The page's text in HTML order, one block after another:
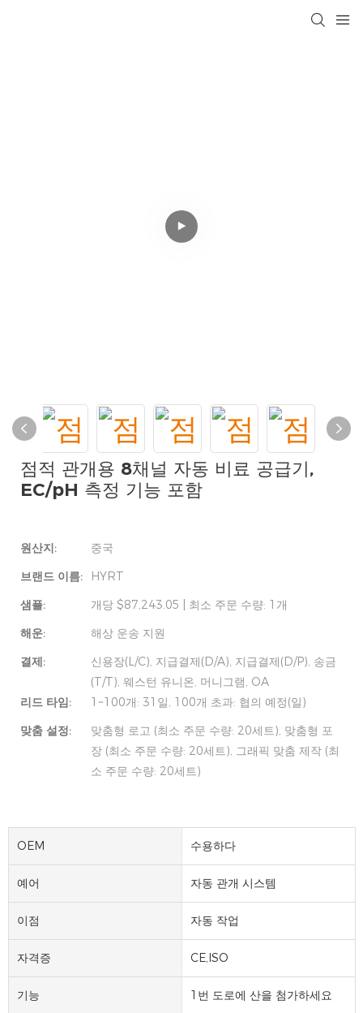
점적 관개용 8채널 자동 비료 공급기,
EC/pH 측정 기능 포함
원산지:
중국
브랜드 이름:
HYRT
샘플:
개당 $87,243.05 | 최소 주문 수량: 1개
해운:
해상 운송 지원
결제:
신용장(L/C), 지급결제(D/A), 지급결제(D/P), 송금
(T/T), 웨스턴 유니온, 머니그램, OA
리드 타임:
1~100개: 31일, 100개 초과: 협의 예정(일)
맞춤 설정:
맞춤형 로고 (최소 주문 수량: 20세트), 맞춤형 포
장 (최소 주문 수량: 20세트), 그래픽 맞춤 제작 (최
소 주문 수량: 20세트)
OEM 수용하다
예어 자동 관개 시스템
이점 자동 작업
자격증 CE,ISO
기능 1번 도로에 산을 첨가하세요